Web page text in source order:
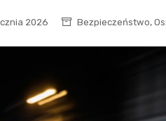
2026 Bezpieczeństwo,